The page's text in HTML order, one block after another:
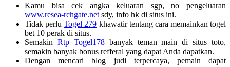
Kamu bisa cek angka keluaran sgp, no pengeluaran
www.resea-rchgate.net sdy, info hk di situs ini.
Tidak perluTogel 279 khawatir tentang cara memainkan togel
bet 10 perak di situs.
Semakin Rtp Togel178banyak teman main di situs toto,
semakin banyak bonus refferal yang dapat Anda dapatkan.
Dengan mencari blog judi terpercaya, pemain dapat